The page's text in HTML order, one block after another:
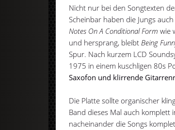
Nicht nur bei den Songtexten
Scheinbar haben die Jungs
Notes On A Conditional Formwie
und hersprang, bleibtBeing
Spur. Nach kurzem LCD
1975 in einem kuschligen 80s
Saxofon und klirrende
Die Platte sollte organischer
Band dieses Mal auch komplett
nacheinander die Songs